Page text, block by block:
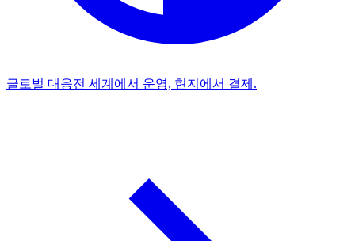
글로벌 대응전 세계에서 운영, 현지에서 결제.